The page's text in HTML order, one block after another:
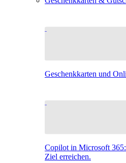
Geschenkkarten und
Copilot in Microsoft
Ziel erreichen.